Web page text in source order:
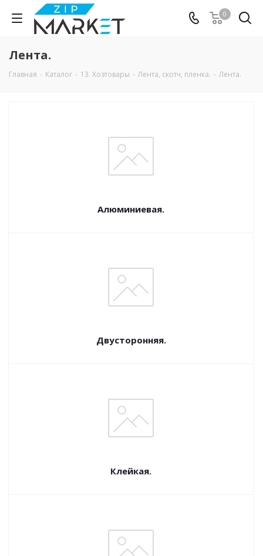
0
Лента.
Главная - Каталог - 13. Хозтовары - Лента, скотч, пленка. - Лента.
Алюминиевая.
Двусторонняя.
Клейкая.